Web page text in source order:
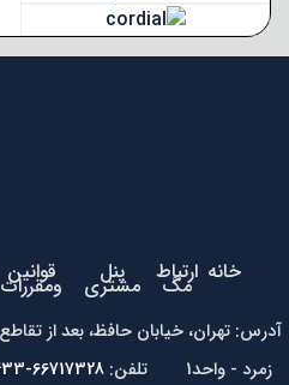
خانه ارتباط
مگ پنل
مشتری قوانین
ومقررات
زمرد - واحد1 تلفن:
66717328-66727433